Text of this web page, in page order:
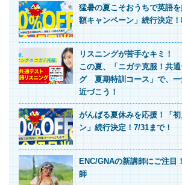
猛暑の夏こそおうちで英語
額キャンペーン」続行決定！
リスニングが苦手なキミ！
この夏、「ニガテ克服！共
グ 夏期特訓コース」で、一
近づこう！
がんばる夏休みを応援！「
ン」続行決定！7/31まで！
ENC/GNAの新講師にご注目
師